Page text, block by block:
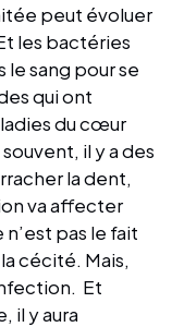
peut évoluer
les bactéries
le sang pour se
qui ont
du cœur
il y a des
la dent,
va affecter
pas le fait
cécité. Mais,
Et
il y aura